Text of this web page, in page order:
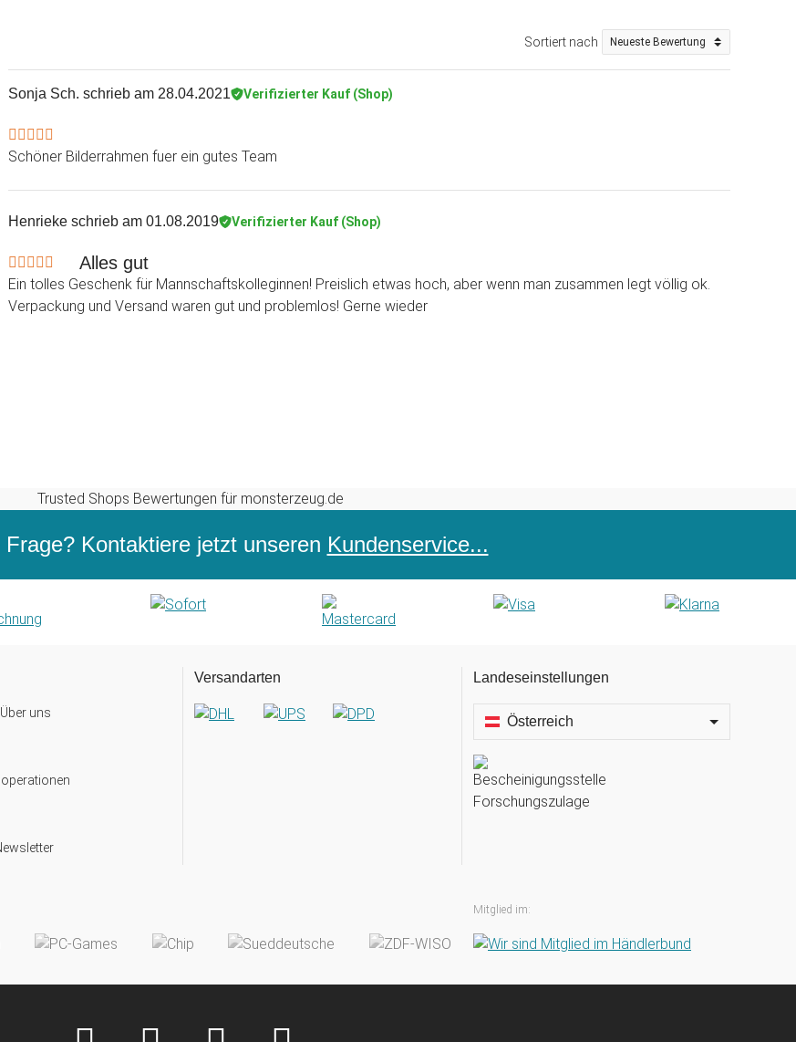
Sortiert nach
Sonja Sch. schrieb am 28.04.2021 Verifizierter Kauf (Shop)
Schöner Bilderrahmen fuer ein gutes Team
Henrieke schrieb am 01.08.2019 Verifizierter Kauf (Shop)
Alles gut
Ein tolles Geschenk für Mannschaftskolleginnen! Preislich etwas hoch, aber wenn man zusammen legt völlig ok.
Verpackung und Versand waren gut und problemlos! Gerne wieder
Frage? Kontaktiere jetzt unseren Kundenservice...
uns
Versandarten Landeseinstellungen
Österreich
Mitglied im: